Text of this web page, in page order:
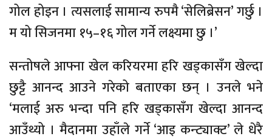
गोल होइन । त्यसलाई सामान्य रुपमै ‘सेलिब्रेसन’ गर्छु ।
म यो सिजनमा १५–१६ गोल गर्ने लक्ष्यमा छु ।’
सन्तोषले आफ्ना खेल करियरमा हरि खड्कासँग खेल्दा
छुट्टै आनन्द आउने गरेको बताएका छन् । उनले भने
‘मलाई अरु भन्दा पनि हरि खड्कासँग खेल्दा आनन्द
आउँथ्यो । मैदानमा उहाँले गर्ने ‘आइ कन्ट्याक्ट’ ले धेरै